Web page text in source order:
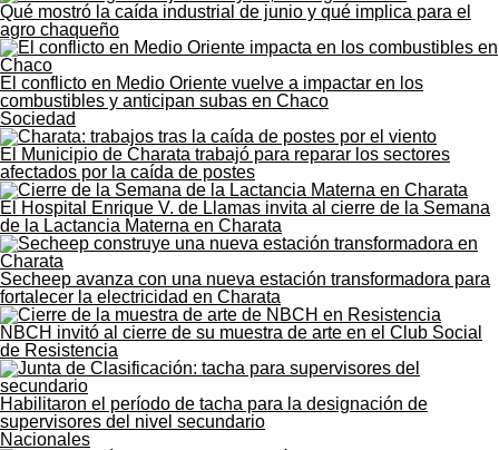
Qué mostró la caída industrial de junio y qué implica para el
agro chaqueño
El conflicto en Medio Oriente vuelve a impactar en los
combustibles y anticipan subas en Chaco
Sociedad
El Municipio de Charata trabajó para reparar los sectores
afectados por la caída de postes
El Hospital Enrique V. de Llamas invita al cierre de la Semana
de la Lactancia Materna en Charata
Secheep avanza con una nueva estación transformadora para
fortalecer la electricidad en Charata
NBCH invitó al cierre de su muestra de arte en el Club Social
de Resistencia
Habilitaron el período de tacha para la designación de
supervisores del nivel secundario
Nacionales